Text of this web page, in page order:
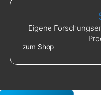
Eigene
zum Shop